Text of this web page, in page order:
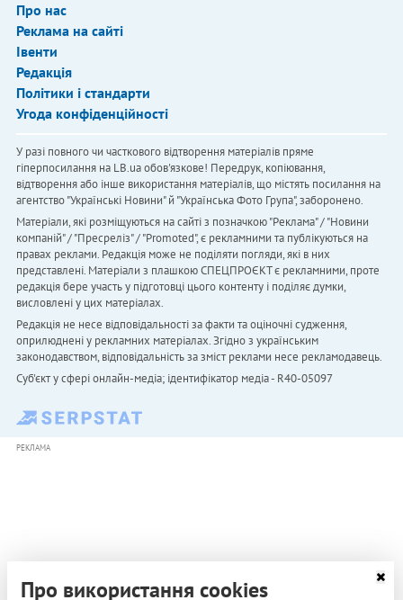
Про нас
Реклама на сайті
Івенти
Редакція
Політики і стандарти
Угода конфіденційності
У разі повного чи часткового відтворення матеріалів пряме
гіперпосилання на LB.ua обов'язкове! Передрук, копіювання,
відтворення або інше використання матеріалів, що містять посилання на
агентство "Українськi Новини" й "Українська Фото Група", заборонено.
Матеріали, які розміщуються на сайті з позначкою "Реклама" / "Новини
компаній" / "Пресреліз" / "Promoted", є рекламними та публікуються на
правах реклами. Редакція може не поділяти погляди, які в них
представлені. Матеріали з плашкою СПЕЦПРОЄКТ є рекламними, проте
редакція бере участь у підготовці цього контенту і поділяє думки,
висловлені у цих матеріалах.
Редакція не несе відповідальності за факти та оціночні судження,
оприлюднені у рекламних матеріалах. Згідно з українським
законодавством, відповідальність за зміст реклами несе рекламодавець.
Cуб'єкт у сфері онлайн-медіа; ідентифікатор медіа - R40-05097
РЕКЛАМА
Про використання cookies